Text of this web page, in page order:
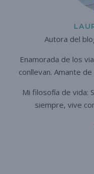
Autora del
Enamorada de los
conllevan. Amante de
Mi filosofía de vida:
siempre, vive